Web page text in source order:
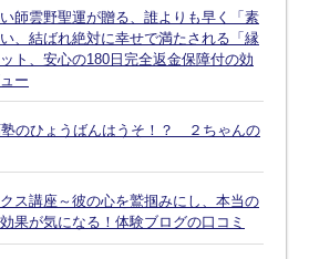
師雲野聖運が贈る、誰よりも早く「素
、結ばれ絶対に幸せで満たされる「縁
ト、安心の180日完全返金保障付の効
ー
のひょうばんはうそ！？ ２ちゃんの
ス講座～彼の心を鷲掴みにし、本当の
果が気になる！体験ブログの口コミ